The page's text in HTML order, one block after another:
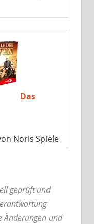
Das
Noris Spiele
geprüft und
Änderungen und